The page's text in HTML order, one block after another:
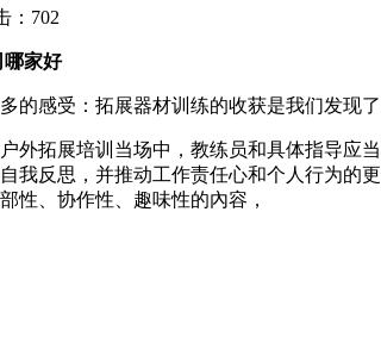
：702
哪家好
的感受：拓展器材训练的收获是我们发现
外拓展培训当场中，教练员和具体指导应
我反思，并推动工作责任心和个人行为的
性、协作性、趣味性的內容，